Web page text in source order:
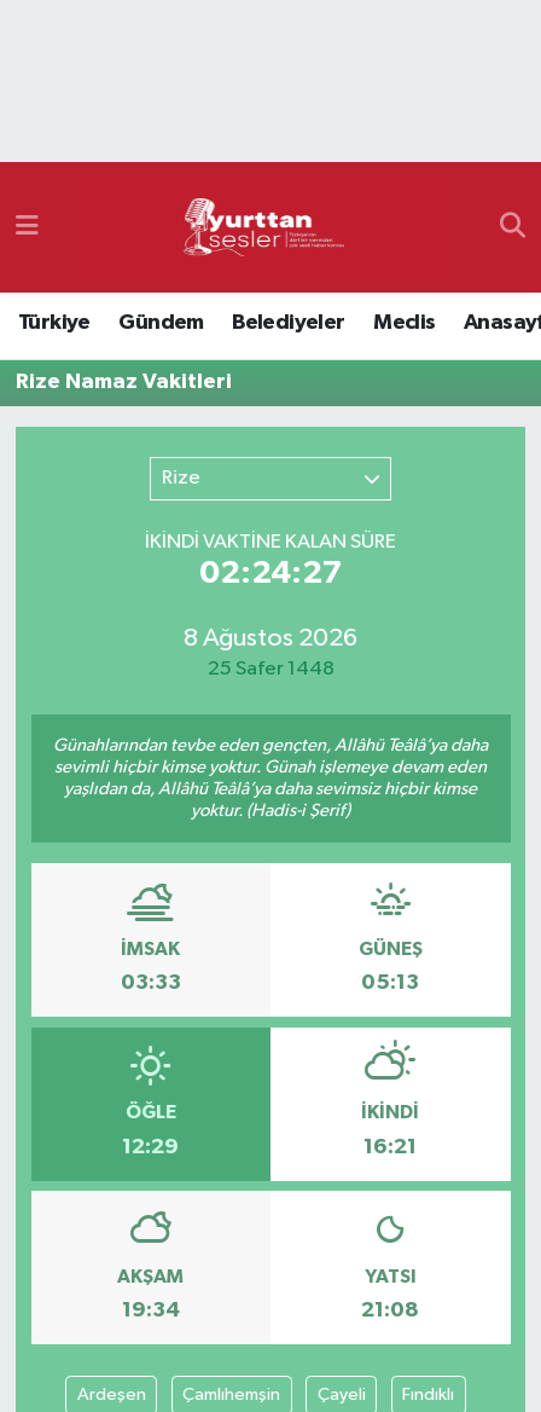
Türkiye Gündem Belediyeler Meclis
Rize Namaz Vakitleri
Rize
İKINDI VAKTİNE KALAN SÜRE
02:24:27
8 Ağustos 2026
25 Safer 1448
Günahlarından tevbe eden gençten, Allâhü Teâlâ’ya daha
sevimli hiçbir kimse yoktur. Günah işlemeye devam eden
yaşlıdan da, Allâhü Teâlâ’ya daha sevimsiz hiçbir kimse
yoktur. (Hadis-i Şerif)
İMSAK
03:33
GÜNEŞ
05:13
ÖĞLE
12:29
İKINDI
16:21
AKŞAM
19:34
YATSI
21:08
Ardeşen Çamlıhemşin Çayeli Fındıklı
Namaz Vakitleri
Süper Lig Puan Durumu ve Fikstür
Son Dakika Haberleri